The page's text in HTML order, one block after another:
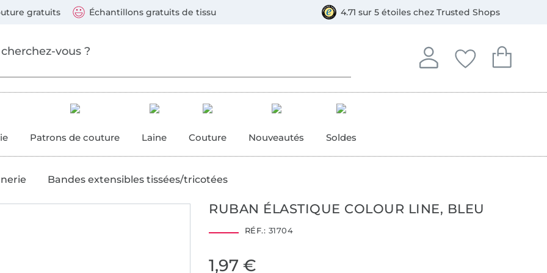
gratuits Échantillons gratuits de tissu 4.71 sur 5 étoiles chez Trusted Shops
Se connecter
Se connecter à votre
Mes favoris
Vous avez
Mon
Vous avez
Patrons de couture Laine Couture Nouveautés Soldes
Bandes extensibles tissées/tricotées
RUBAN ÉLASTIQUE COLOUR LINE, BLEU
RÉF.: 31704
1,97 €
suivants : Visa, Mastercard, Carte bleue, PayPal, Virement, Bancontact